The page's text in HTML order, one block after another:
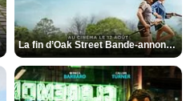
La fin d’Oak Street Bande-annonce VO STFR